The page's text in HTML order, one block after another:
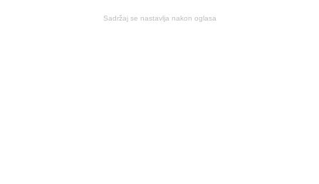
Sadržaj se nastavlja nakon oglasa